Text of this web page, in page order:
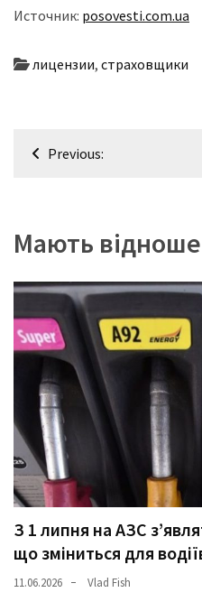
Источник: posovesti.com.ua
лицензии, страховщики
Навігація
Previous:
Мають
З 1 липня на АЗС
що зміниться для
11.06.2026 Vlad Fish